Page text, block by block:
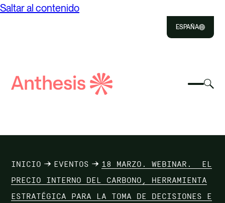
Saltar al contenido
ESPAÑA
menú
IMPACTO
Búsqueda
INICIO EVENTOS
18 MARZO. WEBINAR. EL
PRECIO INTERNO DEL CARBONO, HERRAMIENTA
ESTRATÉGICA PARA LA TOMA DE DECISIONES E